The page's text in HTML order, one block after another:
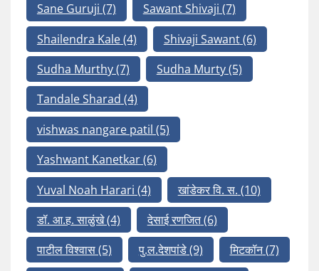
Sane Guruji (7) Sawant Shivaji (7)
Shailendra Kale(4) Shivaji Sawant(6)
Sudha Murthy(7) Sudha Murty(5)
Tandale Sharad (4)
vishwas nangare patil (5)
Yashwant Kanetkar(6)
Yuval Noah Harari (4) खांडेकर वि. स. (10)
डॉ. आ.ह. साळुंखे(4) देसाई रणजित(6)
पाटील विश्वास(5) पु.ल.देशपांडे(9) मिटकॉन(7)